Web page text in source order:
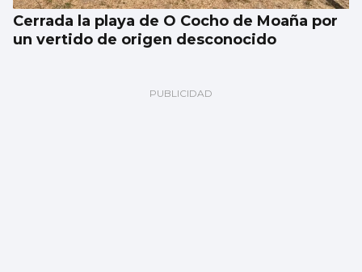
Cerrada la playa de O Cocho de Moaña por
un vertido de origen desconocido